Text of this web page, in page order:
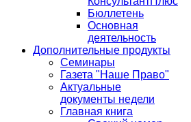
Бюллетень
Основная
деятельность
Дополнительные продукты
Семинары
Газета "Наше Право"
Актуальные
документы недели
Главная книга